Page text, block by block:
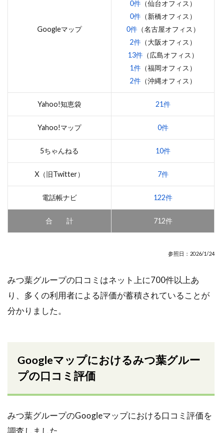
Googleマップ
0件（仙台オフィス）
0件（新橋オフィス）
0件（名古屋オフィス）
2件（大阪オフィス）
13件（広島オフィス）
1件（福岡オフィス）
2件（沖縄オフィス）
Yahoo!知恵袋 21件
Yahoo!マップ 0件
5ちゃんねる 10件
X（旧Twitter） 7件
電話帳ナビ 122件
合 計 712件
参照日：2026/1/24
みつ葉グループの口コミはネット上に700件以上あ
り、多くの利用者による評価が蓄積されていることが
分かりました。
Googleマップにおけるみつ葉グルー
プの口コミ評価
みつ葉グループのGoogleマップにおける口コミ評価を
調査しました。